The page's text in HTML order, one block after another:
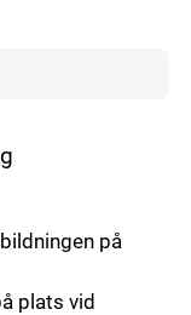
på
plats vid